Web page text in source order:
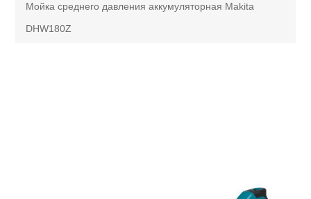
Мойка среднего давления аккумуляторная Makita
DHW180Z